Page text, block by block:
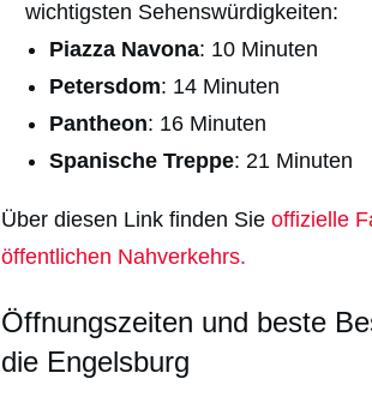
wichtigsten Sehenswürdigkeiten:
Piazza Navona: 10 Minuten
Petersdom: 14 Minuten
Pantheon: 16 Minuten
Spanische Treppe: 21 Minuten
Über diesen Link finden Sie offizielle
öffentlichen Nahverkehrs.
Öffnungszeiten und beste
die Engelsburg